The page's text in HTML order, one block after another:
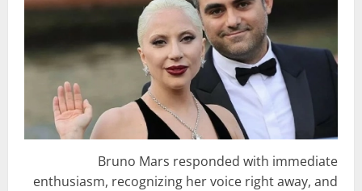
Bruno Mars responded with immediate
enthusiasm, recognizing her voice right away, and